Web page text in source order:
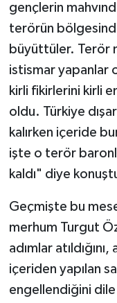
gençlerin
terörün
büyüttüler. Terör
istismar yapanlar
kirli fikirlerini kirli
oldu. Türkiye
kalırken içeride
işte o terör
kaldı" diye
Geçmişte bu
merhum Turgut
adımlar
içeriden yapılan
engellendiğini